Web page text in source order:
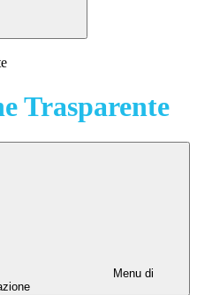
Trasparente
Menu di